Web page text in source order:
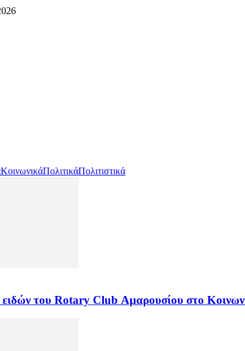
ΚοινωνικάΠολιτικάΠολιτιστικά
του Rotary Club Αμαρουσίου στο